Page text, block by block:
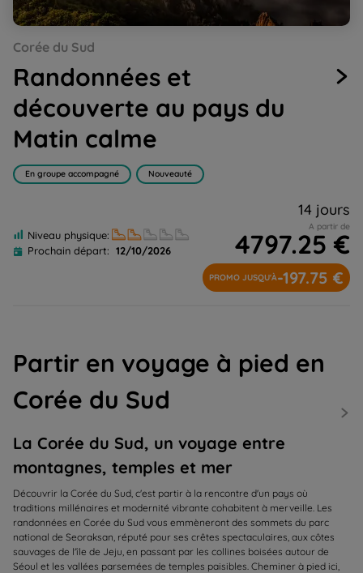
to
1
to
2
to
3
to
4
to
5
to
6
to
7
to
8 9
Corée du Sud
Randonnées et
découverte au pays du
Matin calme
En groupe accompagné Nouveauté
Niveau physique:
Prochain départ: 12/10/2026
14 jours
A partir de
4797.25 €
PROMO JUSQU'À-197.75 €
Partir en voyage à pied en
Corée du Sud
La Corée du Sud, un voyage entre
montagnes, temples et mer
Découvrir la Corée du Sud, c'est partir à la rencontre d'un pays où
traditions millénaires et modernité vibrante cohabitent à merveille. Les
randonnées en Corée du Sud vous emmèneront des sommets du parc
national de Seoraksan, réputé pour ses crêtes spectaculaires, aux côtes
sauvages de l'île de Jeju, en passant par les collines boisées autour de
Séoul et les vallées parsemées de temples paisibles. Cheminer à pied ici,